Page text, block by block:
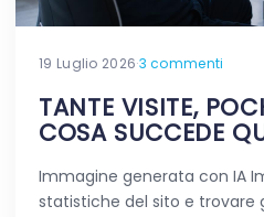
19 Luglio 2026·3 commenti
TANTE VISITE,
COSA SUCCEDE
Immagine generata con IA
statistiche del sito e trovare